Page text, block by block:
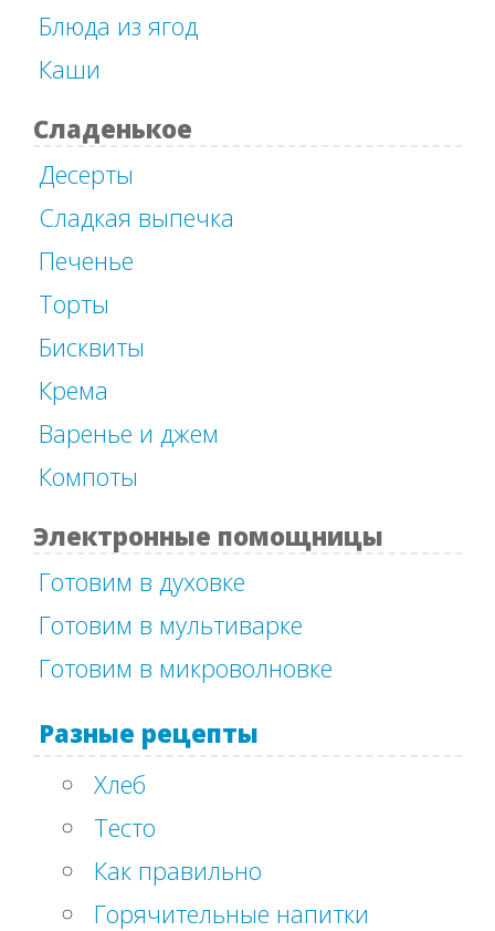
Блюда из ягод
Каши
Сладенькое
Десерты
Сладкая выпечка
Печенье
Торты
Бисквиты
Крема
Варенье и джем
Компоты
Электронные помощницы
Готовим в духовке
Готовим в мультиварке
Готовим в микроволновке
Разные рецепты
Хлеб
Тесто
Как правильно
Горячительные напитки